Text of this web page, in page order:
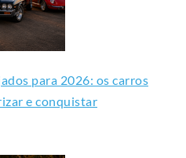
para 2026: os carros
e conquistar